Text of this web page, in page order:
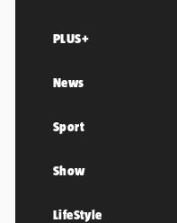
PLUS+
News
Sport
Show
LifeStyle